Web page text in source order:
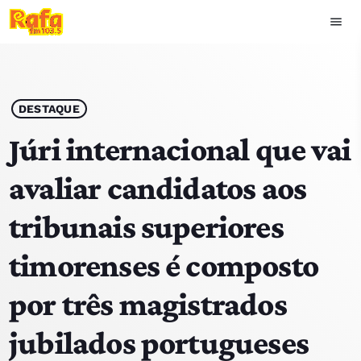
menu
play_arrow OUVIR RAFA
HOME
NOTÍCIAS
EQUIPA
TOP 15
PODCASTS
DESTAQUE
Júri internacional que vai
avaliar candidatos aos
tribunais superiores
timorenses é composto
por três magistrados
jubilados portugueses